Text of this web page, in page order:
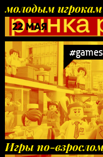
молодым игрокам
22 МАЯ
#games
Игры по-